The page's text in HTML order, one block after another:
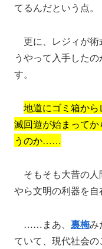
てるんだという点。
更に、レジィが
うやって入手した
す。
地道にゴミ箱か
滅回遊が始まって
うのか……
そもそも大昔の
やら文明の利器を自
……まあ、 裏梅み
ていて、現代社会の